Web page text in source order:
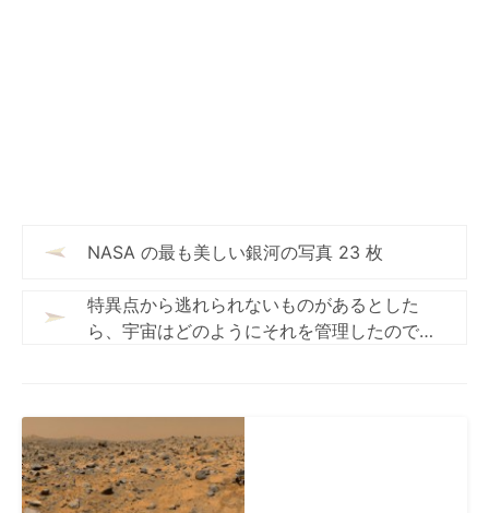
NASA の最も美しい銀河の写真 23 枚
特異点から逃れられないものがあるとした
ら、宇宙はどのようにそれを管理したのでし